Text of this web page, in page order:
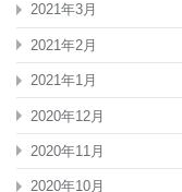
2021年3月
2021年2月
2021年1月
2020年12月
2020年11月
2020年10月